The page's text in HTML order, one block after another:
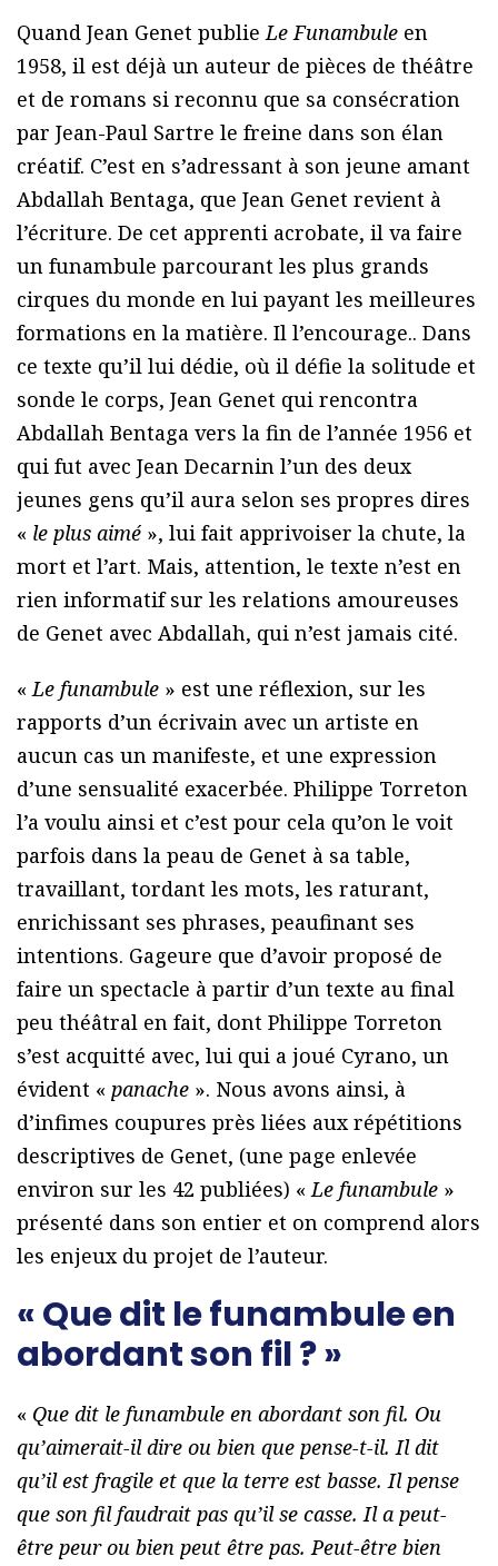
Quand Jean Genet publieLe Funambule en
1958, il est déjà un auteur de pièces de théâtre
et de romans si reconnu que sa consécration
par Jean-Paul Sartre le freine dans son élan
créatif. C’est en s’adressant à son jeune amant
Abdallah Bentaga, que Jean Genet revient à
l’écriture. De cet apprenti acrobate, il va faire
un funambule parcourant les plus grands
cirques du monde en lui payant les meilleures
formations en la matière. Il l’encourage.. Dans
ce texte qu’il lui dédie, où il défie la solitude et
sonde le corps, Jean Genet qui rencontra
Abdallah Bentaga vers la fin de l’année 1956 et
qui fut avec Jean Decarnin l’un des deux
jeunes gens qu’il aura selon ses propres dires
« le plus aimé », lui fait apprivoiser la chute, la
mort et l’art. Mais, attention, le texte n’est en
rien informatif sur les relations amoureuses
de Genet avec Abdallah, qui n’est jamais cité.
«Le funambule » est une réflexion, sur les
rapports d’un écrivain avec un artiste en
aucun cas un manifeste, et une expression
d’une sensualité exacerbée. Philippe Torreton
l’a voulu ainsi et c’est pour cela qu’on le voit
parfois dans la peau de Genet à sa table,
travaillant, tordant les mots, les raturant,
enrichissant ses phrases, peaufinant ses
intentions. Gageure que d’avoir proposé de
faire un spectacle à partir d’un texte au final
peu théâtral en fait, dont Philippe Torreton
s’est acquitté avec, lui qui a joué Cyrano, un
évident « panache ». Nous avons ainsi, à
d’infimes coupures près liées aux répétitions
descriptives de Genet, (une page enlevée
environ sur les 42 publiées) «Le funambule »
présenté dans son entier et on comprend alors
les enjeux du projet de l’auteur.
« Que dit le funambule en
abordant son fil ? »
« Que dit le funambule en abordant son fil. Ou
qu’aimerait-il dire ou bien que pense-t-il. Il dit
qu’il est fragile et que la terre est basse. Il pense
que son fil faudrait pas qu’il se casse. Il a peut-
être peur ou bien peut être pas. Peut-être bien